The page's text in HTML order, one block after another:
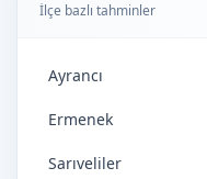
İlçe bazlı tahminler
Ayrancı
Ermenek
Sarıveliler